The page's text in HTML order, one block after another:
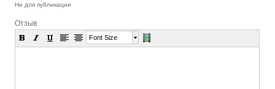
Не для публикации
Отзыв
Font Size